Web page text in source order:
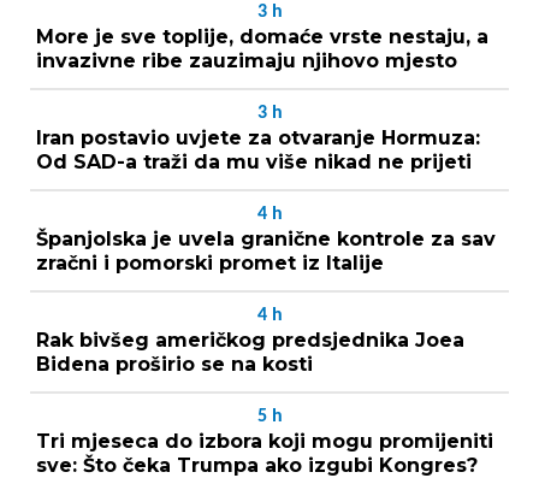
3 h
More je sve toplije, domaće vrste nestaju, a
invazivne ribe zauzimaju njihovo mjesto
3 h
Iran postavio uvjete za otvaranje Hormuza:
Od SAD-a traži da mu više nikad ne prijeti
4 h
Španjolska je uvela granične kontrole za sav
zračni i pomorski promet iz Italije
4 h
Rak bivšeg američkog predsjednika Joea
Bidena proširio se na kosti
5 h
Tri mjeseca do izbora koji mogu promijeniti
sve: Što čeka Trumpa ako izgubi Kongres?